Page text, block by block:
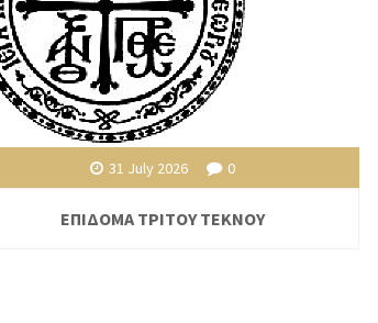
31 July 2026 0
ΕΠΙΔΟΜΑ ΤΡΙΤΟΥ ΤΕΚΝΟΥ